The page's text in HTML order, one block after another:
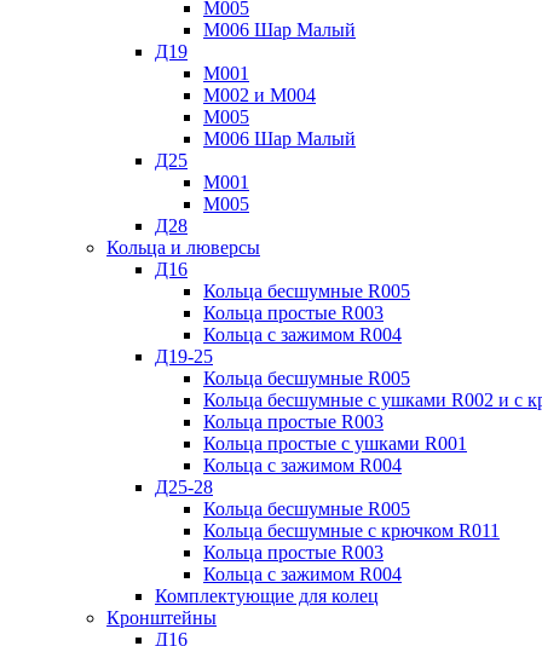
М005
М006 Шар Малый
Д19
М001
М002 и М004
М005
М006 Шар Малый
Д25
М001
М005
Д28
Кольца и люверсы
Д16
Кольца бесшумные R005
Кольца простые R003
Кольца с зажимом R004
Д19-25
Кольца бесшумные R005
Кольца бесшумные с ушками R002 и с
Кольца простые R003
Кольца простые с ушками R001
Кольца с зажимом R004
Д25-28
Кольца бесшумные R005
Кольца бесшумные с крючком R011
Кольца простые R003
Кольца с зажимом R004
Комплектующие для колец
Кронштейны
Д16